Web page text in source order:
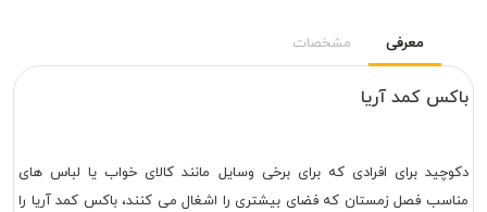
معرفی مشخصات
باکس کمد آریا
دکوچید برای افرادی که برای برخی وسایل مانند کالای خواب یا لباس های
مناسب فصل زمستان که فضای بیشتری را اشغال می کنند، باکس کمد آریا را